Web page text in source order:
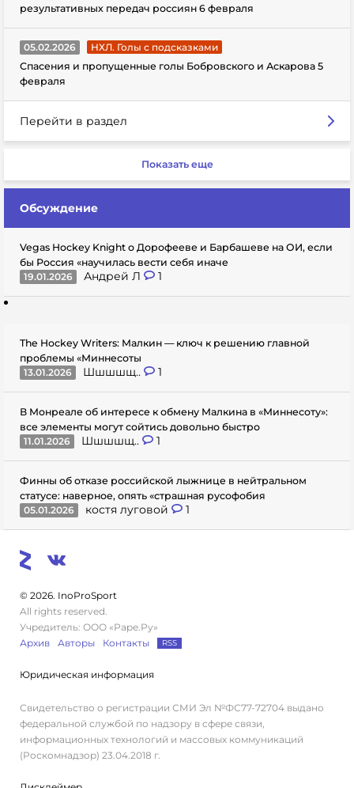
результативных передач россиян 6 февраля
05.02.2026
НХЛ. Голы с подсказками
Спасения и пропущенные голы Бобровского и Аскарова 5
февраля
Перейти в раздел
Показать еще
Обсуждение
Vegas Hockey Knight о Дорофееве и Барбашеве на ОИ, если
бы Россия «научилась вести себя иначе
19.01.2026
Андрей Л 1
The Hockey Writers: Малкин — ключ к решению главной
проблемы «Миннесоты
13.01.2026
Шшшшщ.. 1
В Монреале об интересе к обмену Малкина в «Миннесоту»:
все элементы могут сойтись довольно быстро
11.01.2026
Шшшшщ.. 1
Финны об отказе российской лыжнице в нейтральном
статусе: наверное, опять «страшная русофобия
05.01.2026
костя луговой 1
© 2026. InoProSport
All rights reserved.
Учредитель: ООО «Раре.Ру»
Архив
Авторы Контакты RSS
Юридическая информация
Свидетельство о регистрации СМИ Эл №ФС77-72704 выдано
федеральной службой по надзору в сфере связи,
информационных технологий и массовых коммуникаций
(Роскомнадзор) 23.04.2018 г.